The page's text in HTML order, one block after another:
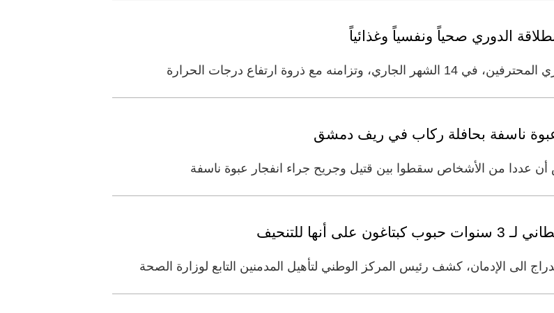
الدوري صحياً ونفسياً وغذائياً
مع ذروة ارتفاع درجات الحرارة
ناسفة بحافلة ركاب في ريف دمشق
أن عددا من الأشخاص سقطوا ‌بين قتيل ‌وجريح جراء انفجار عبوة ناسفة
للتنحيف
الى الإدمان، كشف رئيس المركز الوطني لتأهيل المدمنين التابع لوزارة الصحة